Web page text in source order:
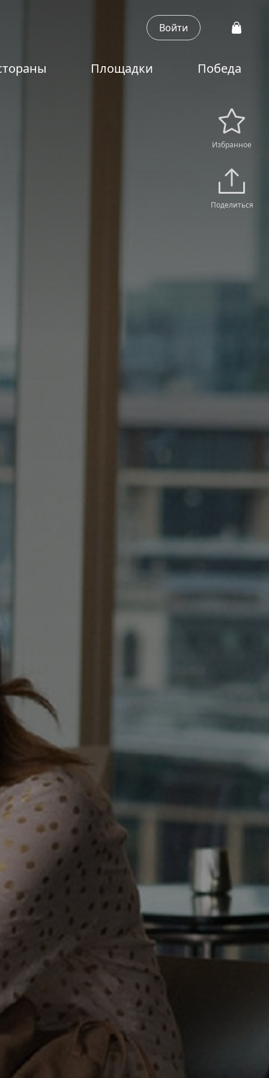
Войти
Площадки Победа
Избранное
Поделиться